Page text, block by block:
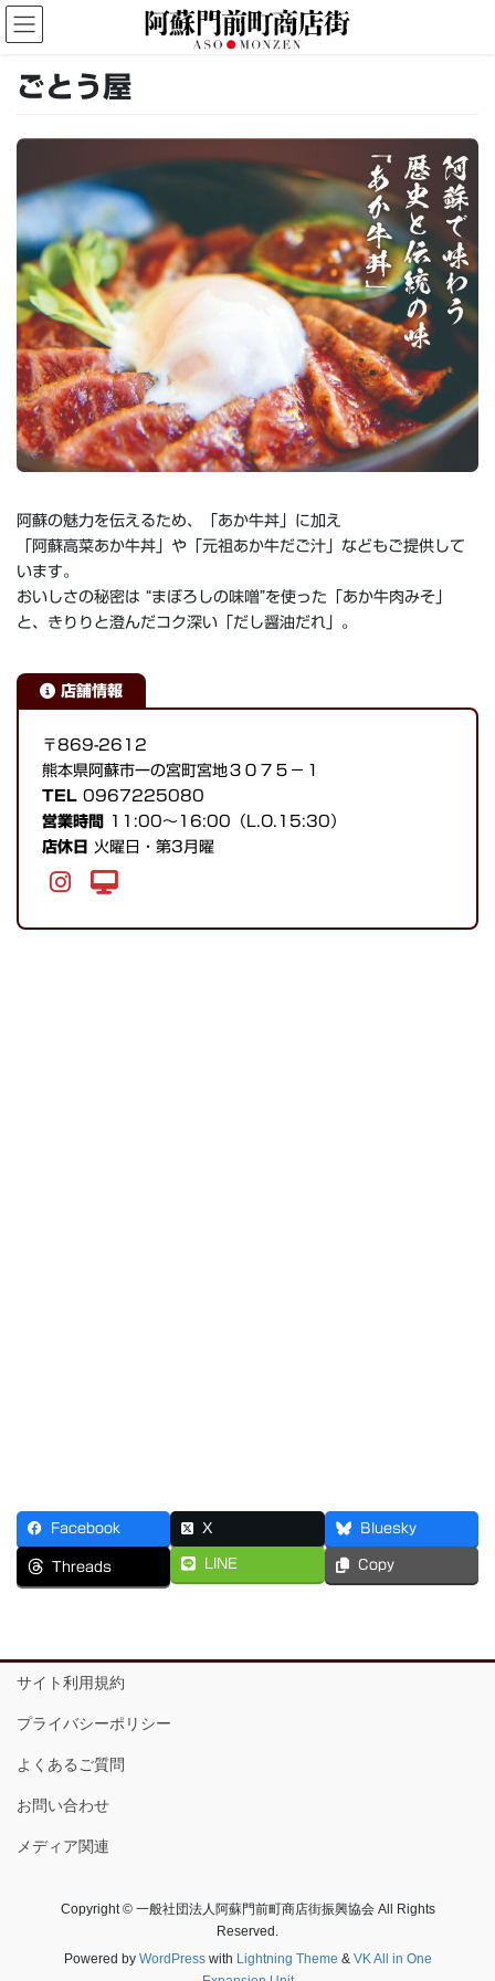
コ
ン
ナ
ビ
ごとう屋
阿蘇の魅力を伝えるため、「あか牛丼」に加え
「阿蘇高菜あか牛丼」や「元祖あか牛だご汁」などもご提供して
います。
おいしさの秘密は “まぼろしの味噌”を使った「あか牛肉みそ」
と、きりりと澄んだコク深い「だし醤油だれ」。
店舗情報
〒869-2612
熊本県阿蘇市一の宮町宮地３０７５−１
TEL 0967225080
営業時間
11:00〜16:00（L.O.15:30）
店休日
火曜日・第3月曜
Facebook X Bluesky
Threads LINE Copy
サイト利用規約
プライバシーポリシー
よくあるご質問
お問い合わせ
メディア関連
Copyright © 一般社団法人阿蘇門前町商店街振興協会 All Rights
Reserved.
Powered by WordPresswith Lightning Theme & VK All in One